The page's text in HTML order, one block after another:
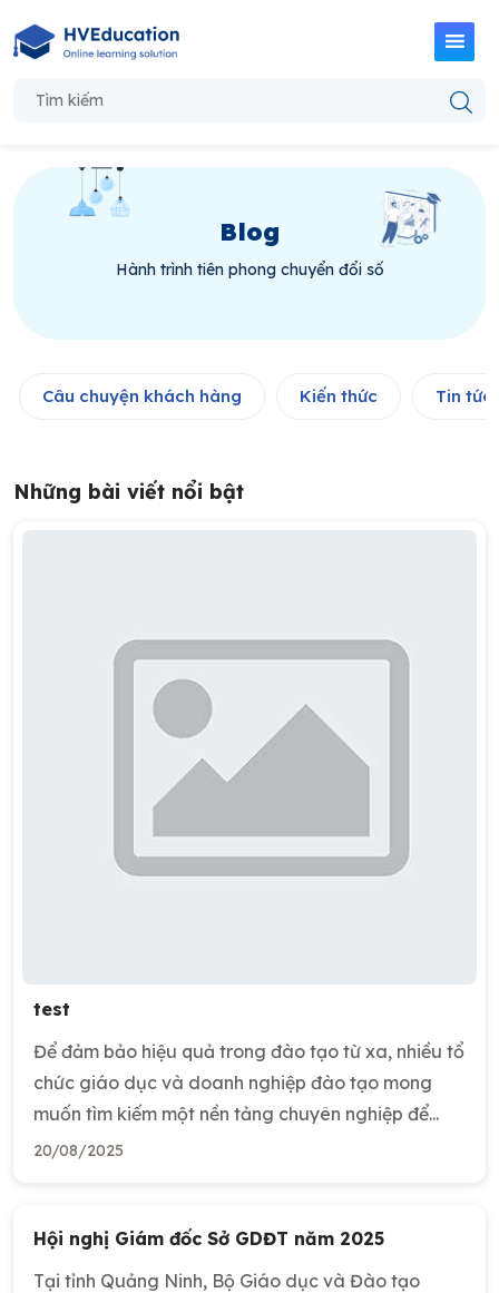
Blog
Hành trình tiên phong chuyển đổi số
Câu chuyện khách hàng Kiến thức Tin tức
Những bài viết nổi bật
test
Để đảm bảo hiệu quả trong đào tạo từ xa, nhiều tổ
chức giáo dục và doanh nghiệp đào tạo mong
muốn tìm kiếm một nền tảng chuyên nghiệp để...
20/08/2025
Hội nghị Giám đốc Sở GDĐT năm 2025
Tại tỉnh Quảng Ninh, Bộ Giáo dục và Đào tạo